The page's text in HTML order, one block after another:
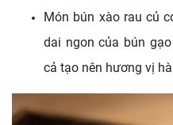
Món bún xào rau củ
dai ngon của bún
cả tạo nên hương vị